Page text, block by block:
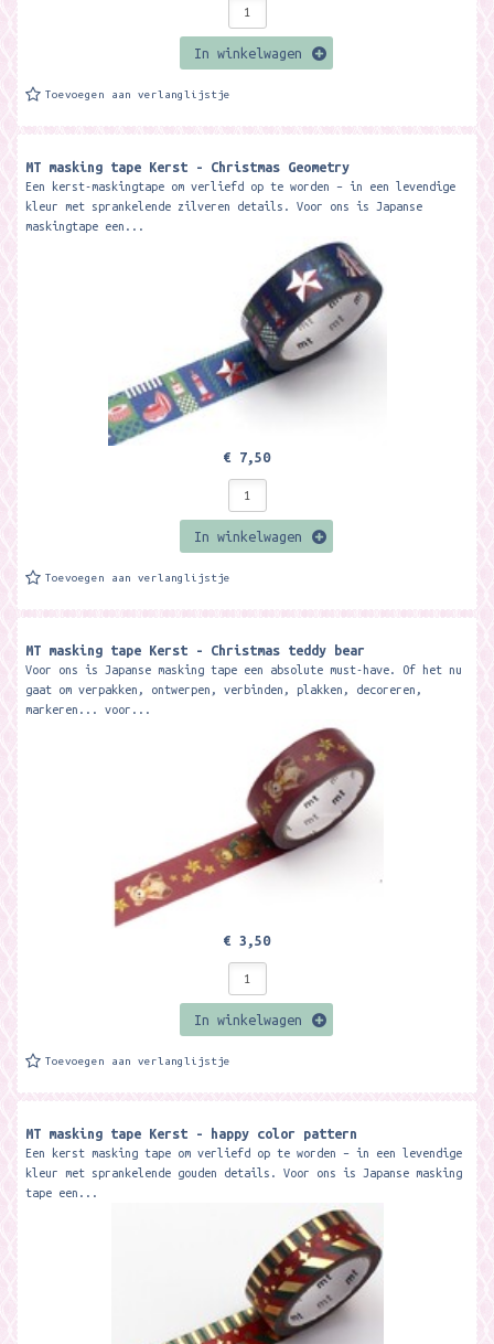
In winkelwagen
Toevoegen aan verlanglijstje
MT masking tape Kerst - Christmas Geometry
Een kerst-maskingtape om verliefd op te worden – in een levendige
kleur met sprankelende zilveren details. Voor ons is Japanse
maskingtape een...
€ 7,50
In winkelwagen
Toevoegen aan verlanglijstje
MT masking tape Kerst - Christmas teddy bear
Voor ons is Japanse masking tape een absolute must-have. Of het nu
gaat om verpakken, ontwerpen, verbinden, plakken, decoreren,
markeren... voor...
€ 3,50
In winkelwagen
Toevoegen aan verlanglijstje
MT masking tape Kerst - happy color pattern
Een kerst masking tape om verliefd op te worden – in een levendige
kleur met sprankelende gouden details. Voor ons is Japanse masking
tape een...